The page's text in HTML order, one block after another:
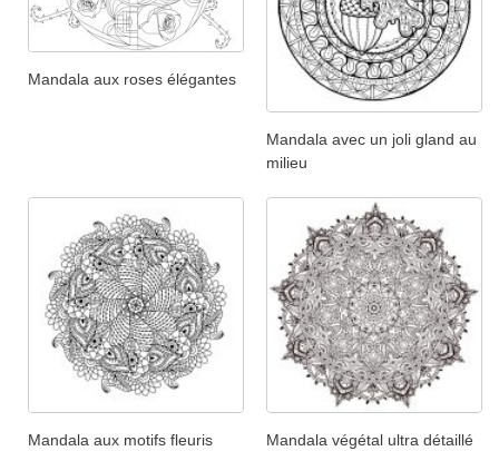
Mandala aux roses élégantes
Mandala avec un joli gland au
milieu
Mandala aux motifs fleuris Mandala végétal ultra détaillé